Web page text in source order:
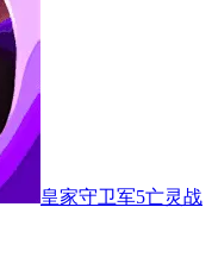
皇家守卫军5亡灵战